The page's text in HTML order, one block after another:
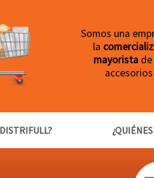
Somos una
la
mayoristade